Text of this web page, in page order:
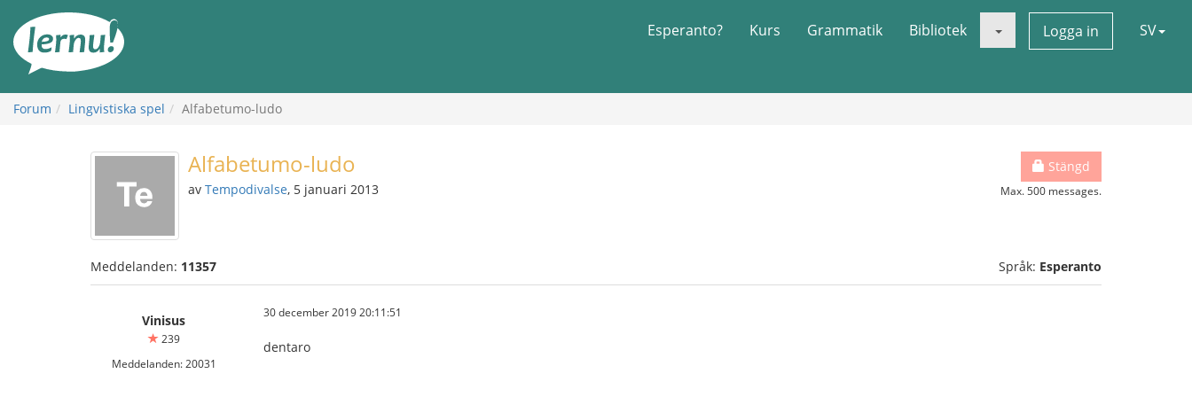
sidans
innehåll
Esperanto? Kurs Grammatik Bibliotek Logga in SV
Forum Lingvistiska spel Alfabetumo-ludo
Stängd
Max. 500 messages.
Alfabetumo-ludo
av Tempodivalse, 5 januari 2013
Meddelanden: 11357 Språk: Esperanto
Vinisus
239
Meddelanden: 20031
30 december 2019 20:11:51
dentaro